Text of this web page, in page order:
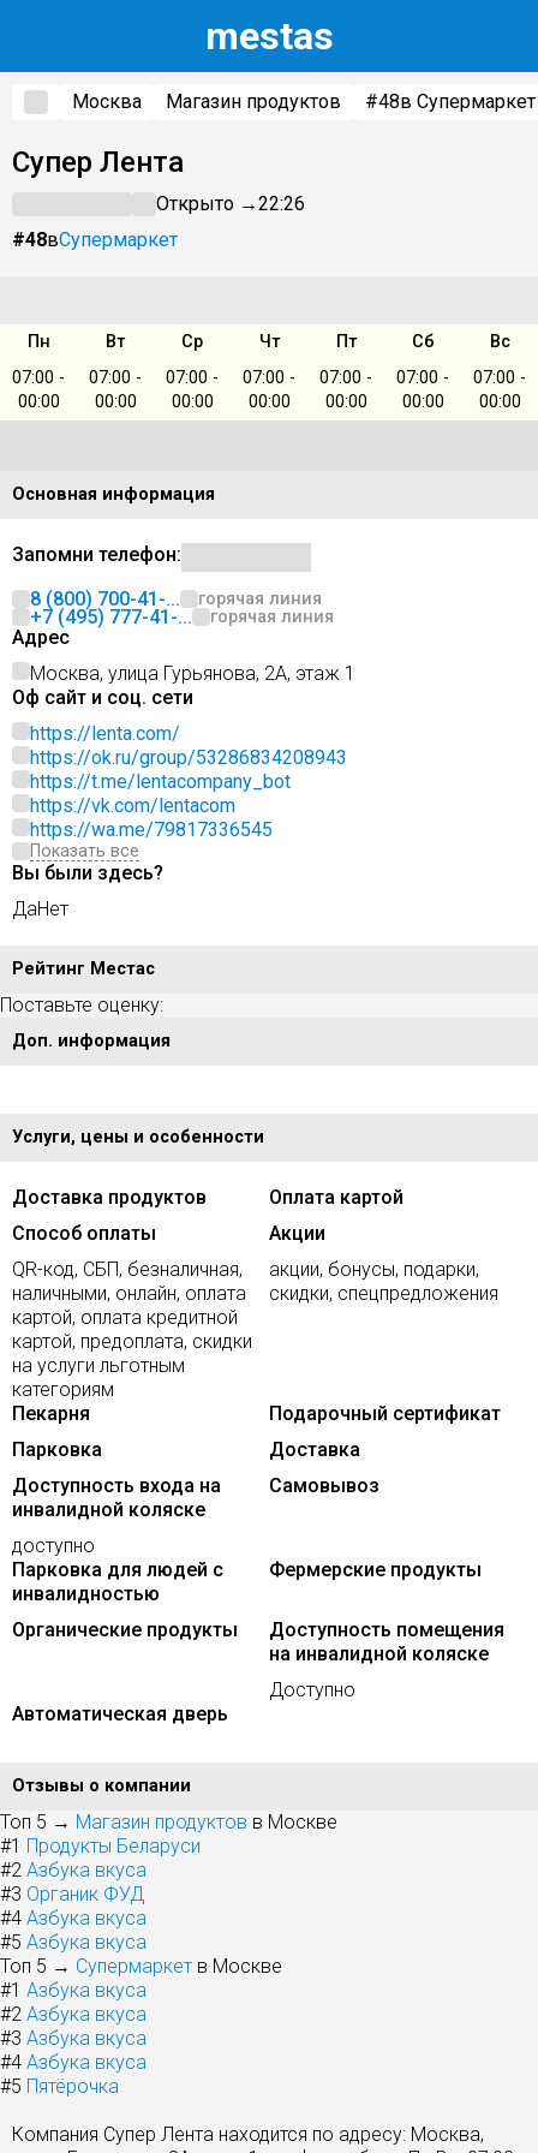
mestas
Москва Магазин продуктов #48в Супермаркет
Супер Лента
Открыто →22:26
#48вСупермаркет
Пн Вт Ср Чт Пт Сб
Вс
07:00 -
00:00
07:00 -
00:00
07:00 -
00:00
07:00 -
00:00
07:00 -
00:00
07:00 -
00:00
07:00 -
00:00
Основная информация
Запомни телефон:
8 (800) 700-41-...
горячая линия
+7 (495) 777-41-... горячая линия
Адрес
Москва, улица Гурьянова, 2А, этаж 1
Оф сайт и соц. сети
https://lenta.com/
https://ok.ru/group/53286834208943
https://t.me/lentacompany_bot
https://vk.com/lentacom
https://wa.me/79817336545
Показать все
Вы были здесь?
ДаНет
Рейтинг Местас
Поставьте оценку:
Доп. информация
Услуги, цены и особенности
Доставка продуктов
Оплата картой
Способ оплаты
QR-код, СБП, безналичная,
наличными, онлайн, оплата
картой, оплата кредитной
картой, предоплата, скидки
на услуги льготным
категориям
Акции
акции, бонусы, подарки,
скидки, спецпредложения
Пекарня
Подарочный сертификат
Парковка
Доставка
Доступность входа на
инвалидной коляске
доступно
Самовывоз
Парковка для людей с
инвалидностью
Фермерские продукты
Органические продукты
Доступность помещения
на инвалидной коляске
Доступно
Автоматическая дверь
Отзывы о компании
Топ 5 → Магазин продуктов в Москве
#1 Продукты Беларуси
#2 Азбука вкуса
#3 Органик ФУД
#4 Азбука вкуса
#5 Азбука вкуса
Топ 5 → Супермаркет в Москве
#1 Азбука вкуса
#2 Азбука вкуса
#3 Азбука вкуса
#4 Азбука вкуса
#5 Пятёрочка
Компания Супер Лента находится по адресу: Москва,